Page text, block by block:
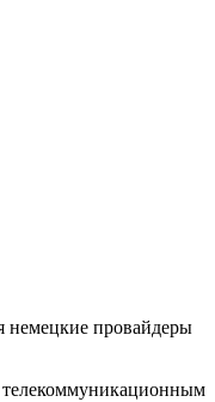
немецкие провайдеры